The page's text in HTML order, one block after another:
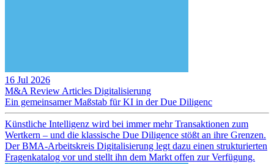
16 Jul 2026
M&A Review Articles Digitalisierung
Ein gemeinsamer Maßstab für KI in der Due Diligenc
Künstliche Intelligenz wird bei immer mehr Transaktionen zum
Wertkern – und die klassische Due Diligence stößt an ihre Grenzen.
Der BMA-Arbeitskreis Digitalisierung legt dazu einen strukturierten
Fragenkatalog vor und stellt ihn dem Markt offen zur Verfügung.